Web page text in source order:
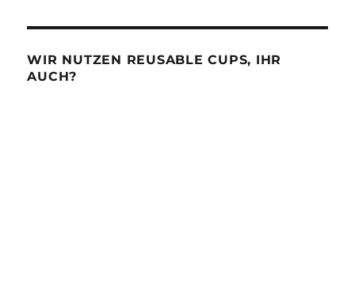
WIR NUTZEN REUSABLE CUPS, IHR
AUCH?